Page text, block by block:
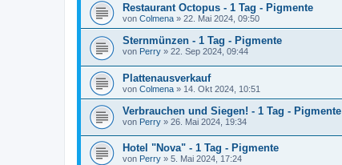
Restaurant Octopus - 1 Tag - Pigmente
von Colmena » 22. Mai 2024, 09:50
Sternmünzen - 1 Tag - Pigmente
von Perry » 22. Sep 2024, 09:44
Plattenausverkauf
von Colmena » 14. Okt 2024, 10:51
Verbrauchen und Siegen! - 1 Tag - Pigmente
von Perry » 26. Mai 2024, 19:34
Hotel "Nova" - 1 Tag - Pigmente
von Perry » 5. Mai 2024, 17:24